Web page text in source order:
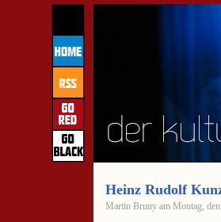
Heinz Rudolf
Martin Bruny am Montag,